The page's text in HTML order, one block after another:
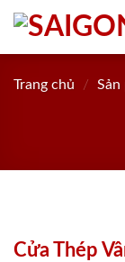
Skip
content
Trang chủ / Sản
Cửa Thép